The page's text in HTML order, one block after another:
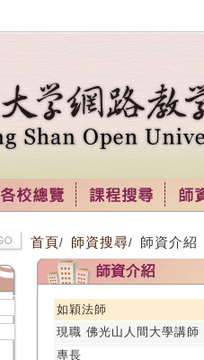
首頁/ 師資搜尋/ 師資介紹
如穎法師
現職 佛光山人間大學講師
專長